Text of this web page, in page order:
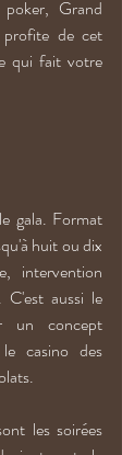
Grand
de cet
qui fait votre
gala. Format
huit ou dix
intervention
C'est aussi le
un concept
casino des
les soirées